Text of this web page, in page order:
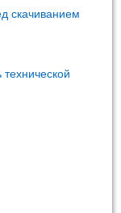
скачиванием